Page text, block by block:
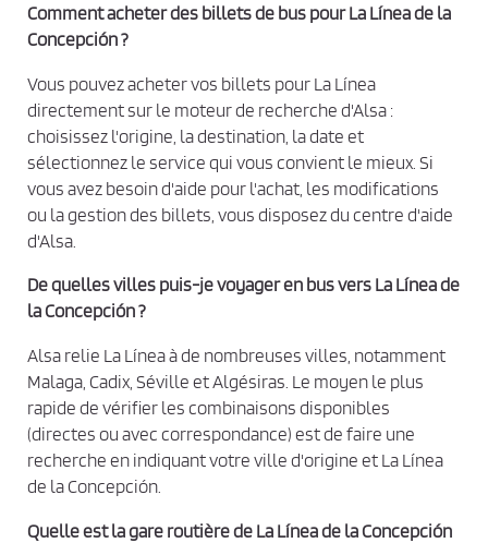
t
e
l
a
p
o
q
u
e
d
e
c
o
Comment acheter des billets de bus pour La Línea de la
Concepción ?
Vous pouvez acheter vos billets pour La Línea
directement sur le moteur de recherche d'Alsa :
choisissez l'origine, la destination, la date et
sélectionnez le service qui vous convient le mieux. Si
vous avez besoin d'aide pour l'achat, les modifications
ou la gestion des billets, vous disposez du centre d'aide
d'Alsa.
De quelles villes puis-je voyager en bus vers La Línea de
la Concepción ?
Alsa relie La Línea à de nombreuses villes, notamment
Malaga, Cadix, Séville et Algésiras. Le moyen le plus
rapide de vérifier les combinaisons disponibles
(directes ou avec correspondance) est de faire une
recherche en indiquant votre ville d'origine et La Línea
de la Concepción.
Quelle est la gare routière de La Línea de la Concepción